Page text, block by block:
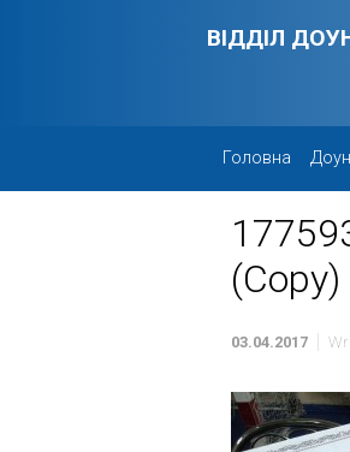
ВІДДІЛ
Головна
(Copy)
03.04.2017